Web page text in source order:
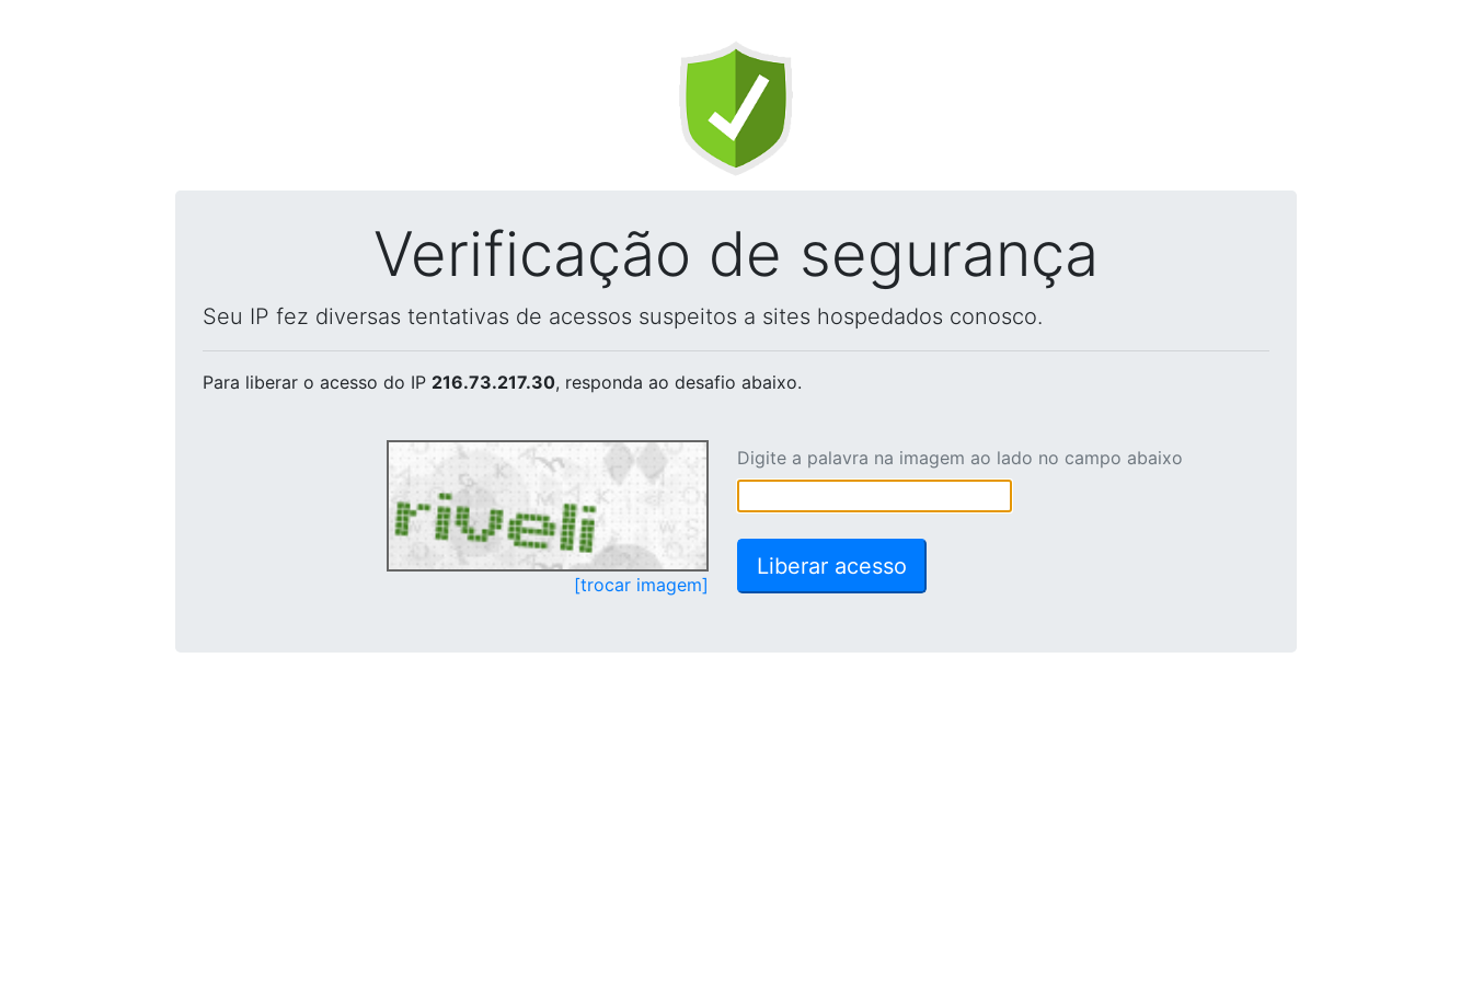
Verificação de segurança
Seu IP fez diversas tentativas de acessos suspeitos a sites hospedados conosco.
Para liberar o acesso do IP 216.73.217.30, responda ao desafio abaixo.
[trocar imagem]
Digite a palavra na imagem ao lado no campo abaixo